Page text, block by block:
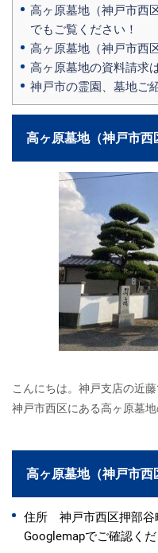
高ヶ原墓地（神戸市西
でもご覧ください！
高ヶ原墓地（神戸市西
高ヶ原墓地の資料請求
神戸市の霊園、墓地ご
高ヶ原墓地（神戸市西
こんにちは。神戸支店の近藤
神戸市西区にある高ヶ原墓地
高ヶ原墓地（神戸市西
住所 神戸市西区押部谷
Googlemapでご確認くだ